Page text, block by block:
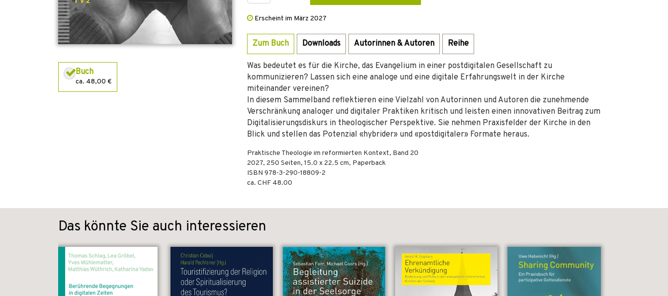
Buch
ca. 48,00 €
Erscheint im März 2027
Zum Buch Downloads Autorinnen & Autoren Reihe
Was bedeutet es für die Kirche, das Evangelium in einer postdigitalen Gesellschaft zu
kommunizieren? Lassen sich eine analoge und eine digitale Erfahrungswelt in der Kirche
miteinander vereinen?
In diesem Sammelband reflektieren eine Vielzahl von Autorinnen und Autoren die zunehmende
Verschränkung analoger und digitaler Praktiken kritisch und leisten einen innovativen Beitrag zum
Digitalisierungsdiskurs in theologischer Perspektive. Sie nehmen Praxisfelder der Kirche in den
Blick und stellen das Potenzial «hybrider» und «postdigitaler» Formate heraus.
Praktische Theologie im reformierten Kontext, Band 20
2027, 250 Seiten, 15.0 x 22.5 cm, Paperback
ISBN 978-3-290-18809-2
ca. CHF 48.00
Das könnte Sie auch interessieren